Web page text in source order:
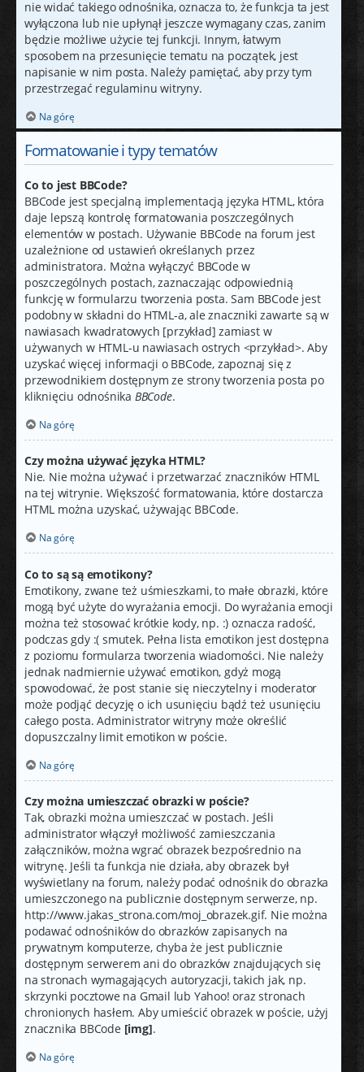
nie widać takiego odnośnika, oznacza to, że funkcja ta jest
wyłączona lub nie upłynął jeszcze wymagany czas, zanim
będzie możliwe użycie tej funkcji. Innym, łatwym
sposobem na przesunięcie tematu na początek, jest
napisanie w nim posta. Należy pamiętać, aby przy tym
przestrzegać regulaminu witryny.
Na górę
Formatowanie i typy tematów
Co to jest BBCode?
BBCode jest specjalną implementacją języka HTML, która
daje lepszą kontrolę formatowania poszczególnych
elementów w postach. Używanie BBCode na forum jest
uzależnione od ustawień określanych przez
administratora. Można wyłączyć BBCode w
poszczególnych postach, zaznaczając odpowiednią
funkcję w formularzu tworzenia posta. Sam BBCode jest
podobny w składni do HTML-a, ale znaczniki zawarte są w
nawiasach kwadratowych [przykład] zamiast w
używanych w HTML-u nawiasach ostrych <przykład>. Aby
uzyskać więcej informacji o BBCode, zapoznaj się z
przewodnikiem dostępnym ze strony tworzenia posta po
kliknięciu odnośnika BBCode.
Na górę
Czy można używać języka HTML?
Nie. Nie można używać i przetwarzać znaczników HTML
na tej witrynie. Większość formatowania, które dostarcza
HTML można uzyskać, używając BBCode.
Na górę
Co to są są emotikony?
Emotikony, zwane też uśmieszkami, to małe obrazki, które
mogą być użyte do wyrażania emocji. Do wyrażania emocji
można też stosować krótkie kody, np. :) oznacza radość,
podczas gdy :( smutek. Pełna lista emotikon jest dostępna
z poziomu formularza tworzenia wiadomości. Nie należy
jednak nadmiernie używać emotikon, gdyż mogą
spowodować, że post stanie się nieczytelny i moderator
może podjąć decyzję o ich usunięciu bądź też usunięciu
całego posta. Administrator witryny może określić
dopuszczalny limit emotikon w poście.
Na górę
Czy można umieszczać obrazki w poście?
Tak, obrazki można umieszczać w postach. Jeśli
administrator włączył możliwość zamieszczania
załączników, można wgrać obrazek bezpośrednio na
witrynę. Jeśli ta funkcja nie działa, aby obrazek był
wyświetlany na forum, należy podać odnośnik do obrazka
umieszczonego na publicznie dostępnym serwerze, np.
http://www.jakas_strona.com/moj_obrazek.gif. Nie można
podawać odnośników do obrazków zapisanych na
prywatnym komputerze, chyba że jest publicznie
dostępnym serwerem ani do obrazków znajdujących się
na stronach wymagających autoryzacji, takich jak, np.
skrzynki pocztowe na Gmail lub Yahoo! oraz stronach
chronionych hasłem. Aby umieścić obrazek w poście, użyj
znacznika BBCode [img].
Na górę